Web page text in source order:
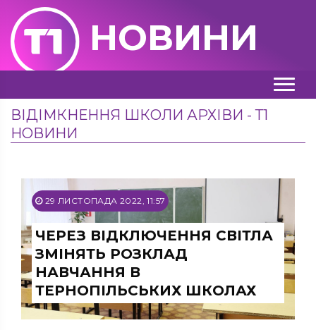
НОВИНИ
ВІДІМКНЕННЯ ШКОЛИ АРХІВИ - Т1
НОВИНИ
29 ЛИСТОПАДА 2022, 11:57
ЧЕРЕЗ ВІДКЛЮЧЕННЯ СВІТЛА
ЗМІНЯТЬ РОЗКЛАД
НАВЧАННЯ В
ТЕРНОПІЛЬСЬКИХ ШКОЛАХ